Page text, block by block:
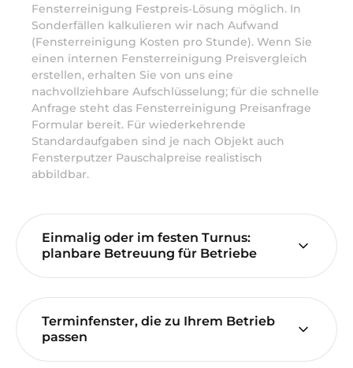
Fensterreinigung Festpreis‑Lösung möglich. In
Sonderfällen kalkulieren wir nach Aufwand
(Fensterreinigung Kosten pro Stunde). Wenn Sie
einen internen Fensterreinigung Preisvergleich
erstellen, erhalten Sie von uns eine
nachvollziehbare Aufschlüsselung; für die schnelle
Anfrage steht das Fensterreinigung Preisanfrage
Formular bereit. Für wiederkehrende
Standardaufgaben sind je nach Objekt auch
Fensterputzer Pauschalpreise realistisch
abbildbar.
Einmalig oder im festen Turnus:
planbare Betreuung für Betriebe
Terminfenster, die zu Ihrem Betrieb
passen